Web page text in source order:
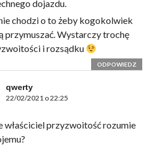
dojazdu.
chodzi o to żeby kogokolwiek
przymuszać. Wystarczy trochę
i rozsądku
ODPOWIEDZ
qwerty
22/02/2021 o 22:25
właściciel przyzwoitość rozumie